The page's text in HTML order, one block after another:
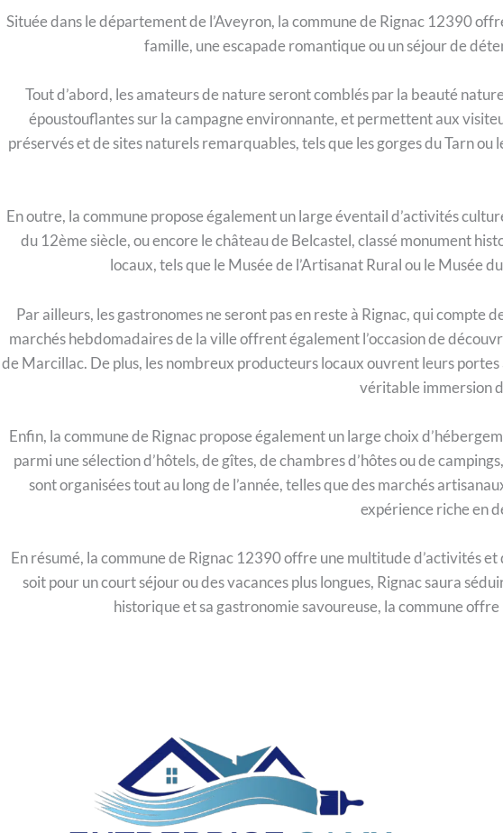
Située dans le département de l’Aveyron, la commune de Rignac 12390
famille, une escapade romantique ou un séjour de
Tout d’abord, les amateurs de nature seront comblés par la beauté
époustouflantes sur la campagne environnante, et permettent aux
préservés et de sites naturels remarquables, tels que les gorges du Tarn
En outre, la commune propose également un large éventail d’activités
du 12ème siècle, ou encore le château de Belcastel, classé monument
locaux, tels que le Musée de l’Artisanat Rural ou le Musée
Par ailleurs, les gastronomes ne seront pas en reste à Rignac, qui
marchés hebdomadaires de la ville offrent également l’occasion de
de Marcillac. De plus, les nombreux producteurs locaux ouvrent leurs
véritable immersion
Enfin, la commune de Rignac propose également un large choix
parmi une sélection d’hôtels, de gîtes, de chambres d’hôtes ou de
sont organisées tout au long de l’année, telles que des marchés
expérience riche en
En résumé, la commune de Rignac 12390 offre une multitude d’activités
soit pour un court séjour ou des vacances plus longues, Rignac saura
historique et sa gastronomie savoureuse, la commune